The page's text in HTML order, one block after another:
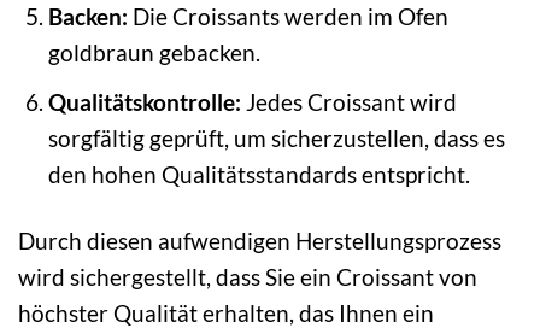
Backen: Die Croissants werden im Ofen
goldbraun gebacken.
Qualitätskontrolle: Jedes Croissant wird
sorgfältig geprüft, um sicherzustellen, dass es
den hohen Qualitätsstandards entspricht.
Durch diesen aufwendigen Herstellungsprozess
wird sichergestellt, dass Sie ein Croissant von
höchster Qualität erhalten, das Ihnen ein